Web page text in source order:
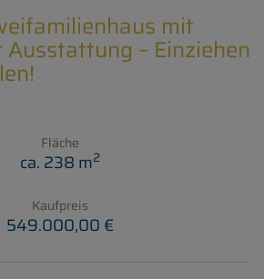
mit
– Einziehen
Fläche
ca. 238 m2
Kaufpreis
549.000,00 €